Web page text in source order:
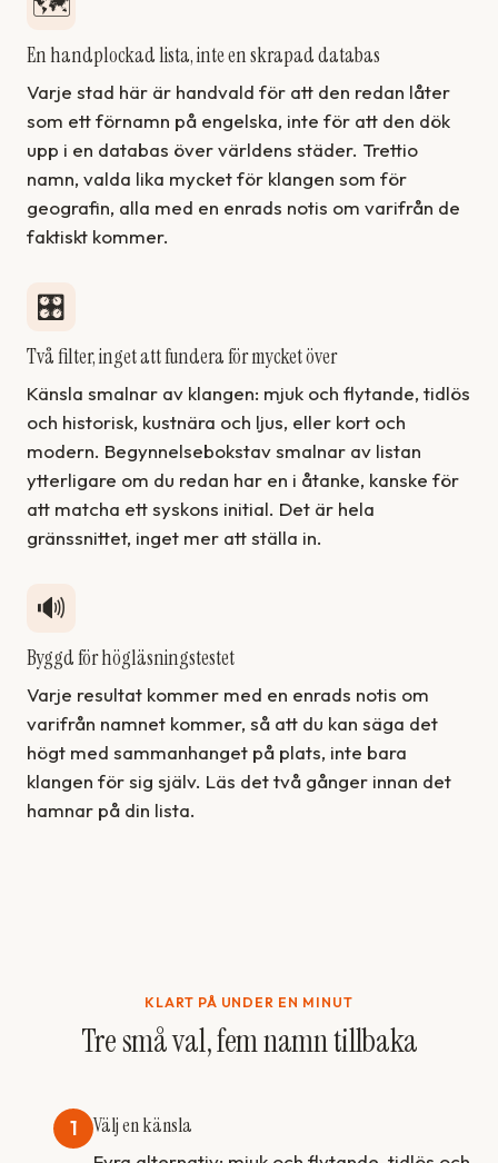
En handplockad lista, inte en skrapad databas
Varje stad här är handvald för att den redan låter
som ett förnamn på engelska, inte för att den dök
upp i en databas över världens städer. Trettio
namn, valda lika mycket för klangen som för
geografin, alla med en enrads notis om varifrån de
faktiskt kommer.
🎛️
Två filter, inget att fundera för mycket över
Känsla smalnar av klangen: mjuk och flytande, tidlös
och historisk, kustnära och ljus, eller kort och
modern. Begynnelsebokstav smalnar av listan
ytterligare om du redan har en i åtanke, kanske för
att matcha ett syskons initial. Det är hela
gränssnittet, inget mer att ställa in.
🔊
Byggd för högläsningstestet
Varje resultat kommer med en enrads notis om
varifrån namnet kommer, så att du kan säga det
högt med sammanhanget på plats, inte bara
klangen för sig själv. Läs det två gånger innan det
hamnar på din lista.
KLART PÅ UNDER EN MINUT
Tre små val, fem namn tillbaka
1 Välj en känsla